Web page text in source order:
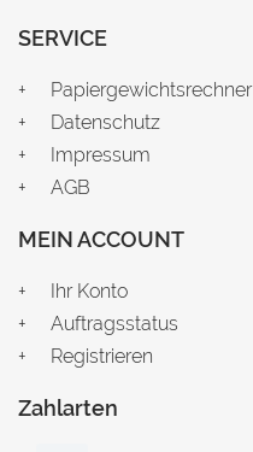
SERVICE
Papiergewichtsrechner
Datenschutz
Impressum
AGB
MEIN ACCOUNT
Ihr Konto
Auftragsstatus
Registrieren
Zahlarten